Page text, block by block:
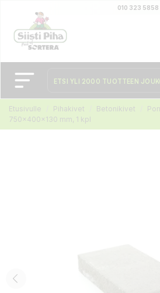
010 323 5858
Etusivulle Pihakivet Betonikivet
750x400x130 mm, 1 kpl